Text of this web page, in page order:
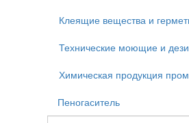
Клеящие вещества и
Технические моющие и
Химическая продукция
Пеногаситель